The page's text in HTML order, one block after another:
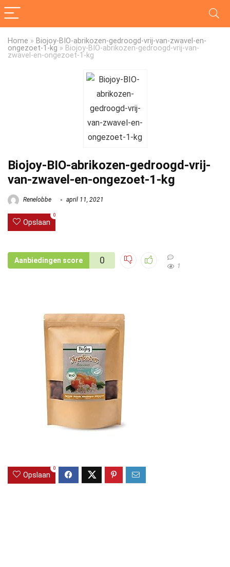
Home » Biojoy-BIO-abrikozen-gedroogd-vrij-van-zwavel-en-
ongezoet-1-kg » Biojoy-BIO-abrikozen-gedroogd-vrij-van-
zwavel-en-ongezoet-1-kg
Biojoy-BIO-abrikozen-gedroogd-vrij-
van-zwavel-en-ongezoet-1-kg
Renelobbe april 11, 2021
Opslaan
0
Aanbiedingen score 0
1
Opslaan
0